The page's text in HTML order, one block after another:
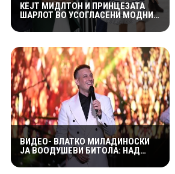
КЕЈТ МИДЛТОН И ПРИНЦЕЗАТА
ШАРЛОТ ВО УСОГЛАСЕНИ МОДНИ
КОМБИНАЦИИ НА ИГРИТЕ НА
КОМОНВЕЛТОТ – КРАЛСКОТО
ЦЕЛОТО ВНИМАНИЕ
ВИДЕО- ВЛАТКО МИЛАДИНОСКИ
ЈА ВООДУШЕВИ БИТОЛА: НАД
2.500 ПОСЕТИТЕЛИ УЖИВАА ВО
СПЕКТАКЛОТ ВО ХЕРАКЛЕЈА